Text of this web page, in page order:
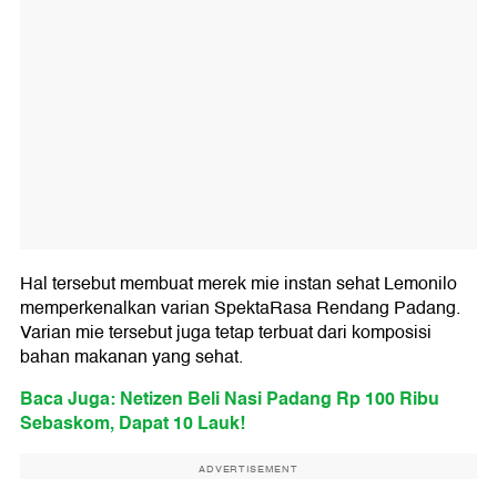
Hal tersebut membuat merek mie instan sehat Lemonilo
memperkenalkan varian SpektaRasa Rendang Padang.
Varian mie tersebut juga tetap terbuat dari komposisi
bahan makanan yang sehat.
Baca Juga: Netizen Beli Nasi Padang Rp 100 Ribu
Sebaskom, Dapat 10 Lauk!
ADVERTISEMENT